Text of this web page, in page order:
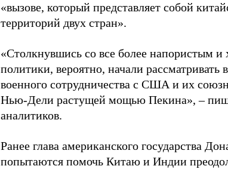
«вызове, который представляет собой
территорий двух стран».
«Столкнувшись со все более напористым
политики, вероятно, начали
военного сотрудничества с США и их
Нью-Дели растущей мощью Пекина», –
аналитиков.
Ранее глава американского государства
попытаются помочь Китаю и Индии